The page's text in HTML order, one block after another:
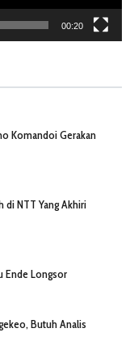
00:20
Komandoi Gerakan
di NTT Yang Akhiri
Ende Longsor
Butuh Analis